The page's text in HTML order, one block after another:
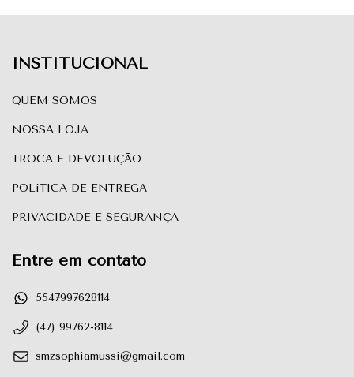
INSTITUCIONAL
QUEM SOMOS
NOSSA LOJA
TROCA E DEVOLUÇÃO
POLíTICA DE ENTREGA
PRIVACIDADE E SEGURANÇA
Entre em contato
5547997628114
(47) 99762-8114
smzsophiamussi@gmail.com